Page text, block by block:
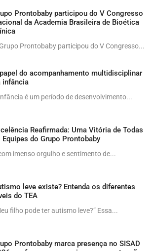
Prontobaby participou do V Congresso
da Academia Brasileira de Bioética
Prontobaby participou do V Congresso...
do acompanhamento multidisciplinar
infância
é um período de desenvolvimento...
Reafirmada: Uma Vitória de Todas
Equipes do Grupo Prontobaby
imenso orgulho e sentimento de...
leve existe? Entenda os diferentes
do TEA
filho pode ter autismo leve?” Essa...
Prontobaby marca presença no SISAD